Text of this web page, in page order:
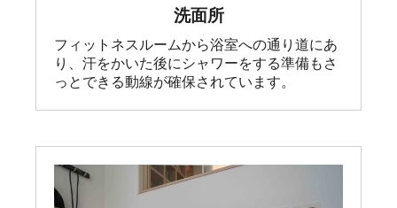
洗面所
フィットネスルームから浴室への通り道にあ
り、汗をかいた後にシャワーをする準備もさ
っとできる動線が確保されています。